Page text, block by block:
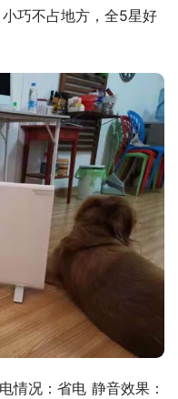
巧不占地方，全5星好
情况：省电 静音效果：